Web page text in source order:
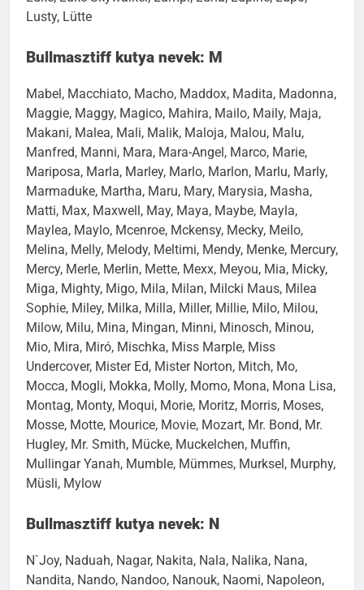
Lusty, Lütte
Bullmasztiff kutya nevek: M
Mabel, Macchiato, Macho, Maddox, Madita, Madonna,
Maggie, Maggy, Magico, Mahira, Mailo, Maily, Maja,
Makani, Malea, Mali, Malik, Maloja, Malou, Malu,
Manfred, Manni, Mara, Mara-Angel, Marco, Marie,
Mariposa, Marla, Marley, Marlo, Marlon, Marlu, Marly,
Marmaduke, Martha, Maru, Mary, Marysia, Masha,
Matti, Max, Maxwell, May, Maya, Maybe, Mayla,
Maylea, Maylo, Mcenroe, Mckensy, Mecky, Meilo,
Melina, Melly, Melody, Meltimi, Mendy, Menke, Mercury,
Mercy, Merle, Merlin, Mette, Mexx, Meyou, Mia, Micky,
Miga, Mighty, Migo, Mila, Milan, Milcki Maus, Milea
Sophie, Miley, Milka, Milla, Miller, Millie, Milo, Milou,
Milow, Milu, Mina, Mingan, Minni, Minosch, Minou,
Mio, Mira, Miró, Mischka, Miss Marple, Miss
Undercover, Mister Ed, Mister Norton, Mitch, Mo,
Mocca, Mogli, Mokka, Molly, Momo, Mona, Mona Lisa,
Montag, Monty, Moqui, Morie, Moritz, Morris, Moses,
Mosse, Motte, Mourice, Movie, Mozart, Mr. Bond, Mr.
Hugley, Mr. Smith, Mücke, Muckelchen, Muffin,
Mullingar Yanah, Mumble, Mümmes, Murksel, Murphy,
Müsli, Mylow
Bullmasztiff kutya nevek: N
N`Joy, Naduah, Nagar, Nakita, Nala, Nalika, Nana,
Nandita, Nando, Nandoo, Nanouk, Naomi, Napoleon,